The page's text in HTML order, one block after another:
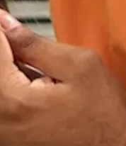
والأوعية الدموية